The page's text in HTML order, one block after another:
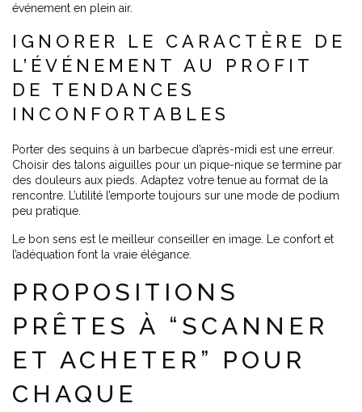
événement en plein air.
IGNORER LE CARACTÈRE DE
L’ÉVÉNEMENT AU PROFIT
DE TENDANCES
INCONFORTABLES
Porter des sequins à un barbecue d’après-midi est une erreur.
Choisir des talons aiguilles pour un pique-nique se termine par
des douleurs aux pieds. Adaptez votre tenue au format de la
rencontre. L’utilité l’emporte toujours sur une mode de podium
peu pratique.
Le bon sens est le meilleur conseiller en image. Le confort et
l’adéquation font la vraie élégance.
PROPOSITIONS
PRÊTES À “SCANNER
ET ACHETER” POUR
CHAQUE